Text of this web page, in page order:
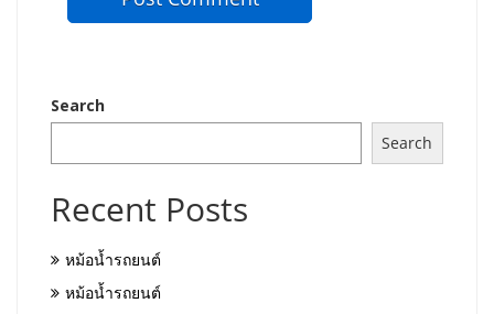
Search
Search
Recent Posts
หม้อน้ำรถยนต์
หม้อน้ำรถยนต์